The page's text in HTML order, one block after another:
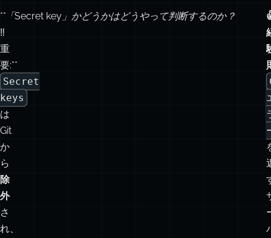
指
す。
**
‼️
重
要:**
Secret
keys
は
Git
か
「Secret key」かどうかはどうやって判断するのか？